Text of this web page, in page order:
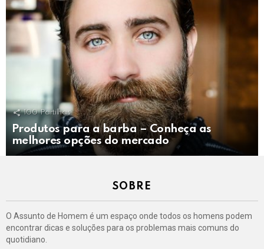
100 Partilhas
Produtos para a barba – Conheça as
melhores opções do mercado
SOBRE
O Assunto de Homem é um espaço onde todos os homens podem
encontrar dicas e soluções para os problemas mais comuns do
quotidiano.